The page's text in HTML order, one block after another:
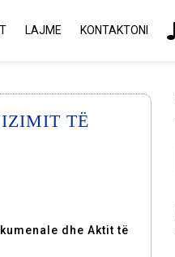
LAJME KONTAKTONI
TË
dhe Aktit të